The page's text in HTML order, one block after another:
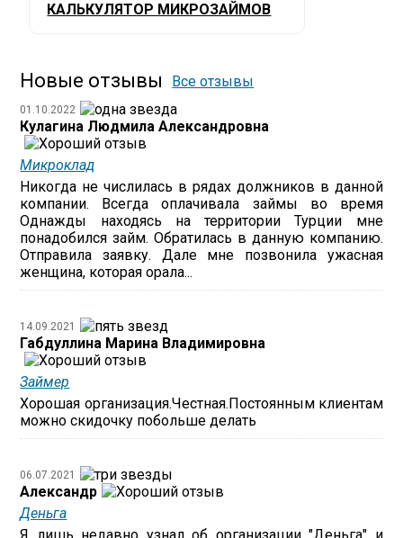
КАЛЬКУЛЯТОР МИКРОЗАЙМОВ
Новые отзывы Все отзывы
01.10.2022
Кулагина Людмила Александровна
Микроклад
Никогда не числилась в рядах должников в данной
компании. Всегда оплачивала займы во время
Однажды находясь на территории Турции мне
понадобился займ. Обратилась в данную компанию.
Отправила заявку. Дале мне позвонила ужасная
женщина, которая орала...
14.09.2021
Габдуллина Марина Владимировна
Займер
Хорошая организация.Честная.Постоянным клиентам
можно скидочку побольше делать
06.07.2021
Александр
Деньга